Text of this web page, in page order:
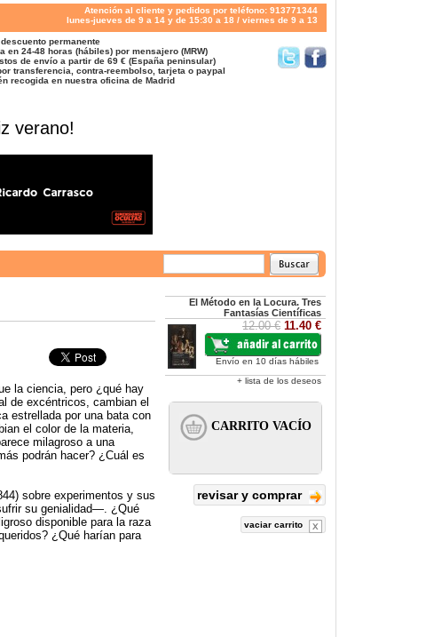
Atención al cliente y pedidos por teléfono: 913771344
lunes-jueves de 9 a 14 y de 15:30 a 18 / viernes de 9 a 13
permanente
en 24-48 horas (hábiles) por mensajero (MRW)
de envío a partir de 69 € (España peninsular)
transferencia, contra-reembolso, tarjeta o paypal
recogida en nuestra oficina de Madrid
verano!
la ciencia, pero ¿qué hay
de excéntricos, cambian el
estrellada por una bata con
el color de la materia,
milagroso a una
podrán hacer? ¿Cuál es
sobre experimentos y sus
su genialidad—. ¿Qué
disponible para la raza
¿Qué harían para
El Método en la Locura. Tres
Fantasías Científicas
12.00 € 11.40 €
Envío en 10 días hábiles
+ lista de los deseos
revisar y comprar
vaciar carrito